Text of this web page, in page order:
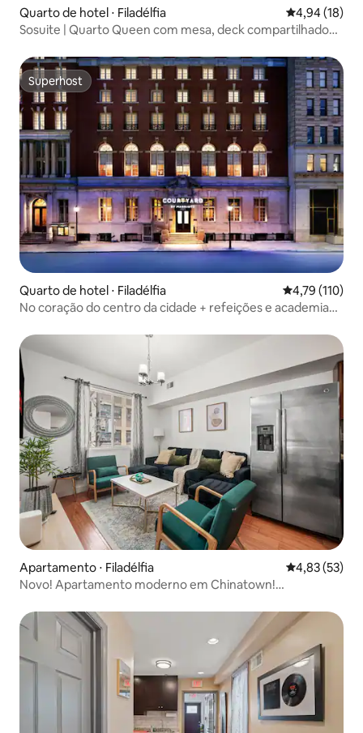
Quarto de hotel ⋅ Filadélfia 4,94 de uma
4,94 (18)
Sosuite | Quarto Queen com mesa, deck compartilhado
Superhost
Superhost
Quarto de hotel ⋅ Filadélfia 4,79 de uma
4,79 (110)
No coração do centro da cidade + refeições e academia
Apartamento ⋅ Filadélfia 4,83 de uma
4,83 (53)
Novo! Apartamento moderno em Chinatown!